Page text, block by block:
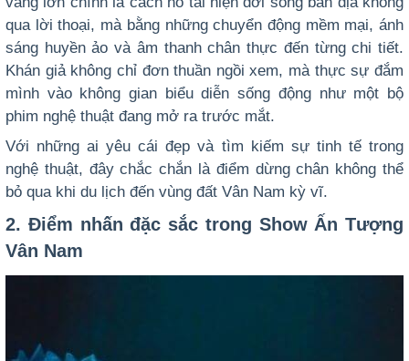
qua lời thoại, mà bằng những chuyển động mềm mại, ánh
sáng huyền ảo và âm thanh chân thực đến từng chi tiết.
Khán giả không chỉ đơn thuần ngồi xem, mà thực sự đắm
mình vào không gian biểu diễn sống động như một bộ
phim nghệ thuật đang mở ra trước mắt.
Với những ai yêu cái đẹp và tìm kiếm sự tinh tế trong
nghệ thuật, đây chắc chắn là điểm dừng chân không thể
bỏ qua khi du lịch đến vùng đất Vân Nam kỳ vĩ.
2. Điểm nhấn đặc sắc trong Show Ấn Tượng
Vân Nam